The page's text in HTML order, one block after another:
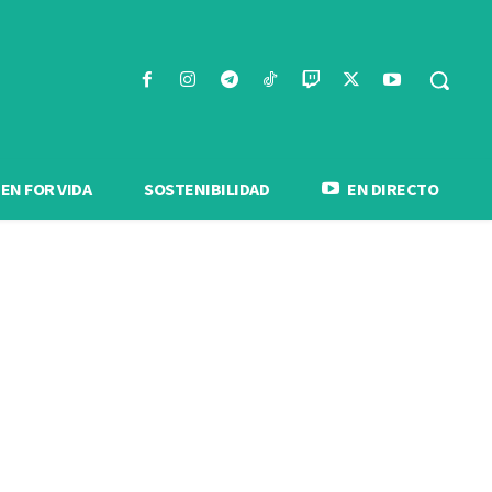
FOR VIDA SOSTENIBILIDAD EN DIRECTO